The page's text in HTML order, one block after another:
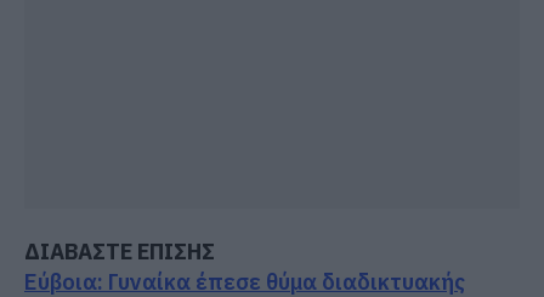
ΔΙΑΒΑΣΤΕ ΕΠΙΣΗΣ
Εύβοια: Γυναίκα έπεσε θύμα διαδικτυακής